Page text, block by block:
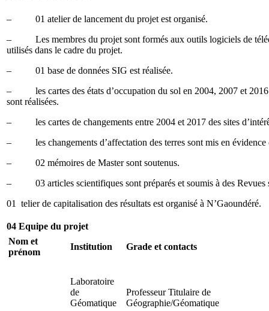
– 01 atelier de lancement du projet est organisé.
– Les membres du projet sont formés aux outils logiciels de
utilisés dans le cadre du projet.
– 01 base de données SIG est réalisée.
– les cartes des états d’occupation du sol en 2004, 2007 et 2016
sont réalisées.
– les cartes de changements entre 2004 et 2017 des sites
– les changements d’affectation des terres sont mis en évidence
– 02 mémoires de Master sont soutenus.
– 03 articles scientifiques sont préparés et soumis à des Revues
01 telier de capitalisation des résultats est organisé à N’Gaoundéré.
04 Equipe du projet
Nom et
prénom
Institution Grade et contacts
Laboratoire
de
Géomatique
Professeur Titulaire de
Géographie/Géomatique